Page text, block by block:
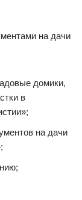
на дачи
домики,
в
на дачи